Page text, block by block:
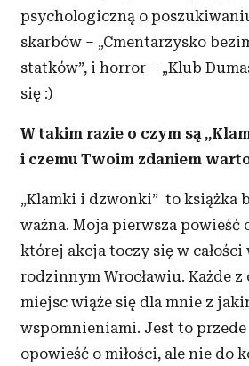
psychologiczną o
skarbów – „Cmentarzysko
statków”, i horror – „Klub
się :)
W takim razie o czym są
i czemu Twoim zdaniem
„Klamki i dzwonki” to książka
ważna. Moja pierwsza powieść
której akcja toczy się w całości
rodzinnym Wrocławiu. Każde
miejsc wiąże się dla mnie z
wspomnieniami. Jest to
opowieść o miłości, ale nie do